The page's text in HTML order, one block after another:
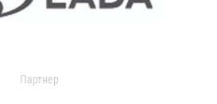
Партнер